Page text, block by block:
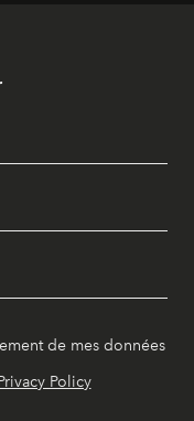
de mes données
Policy